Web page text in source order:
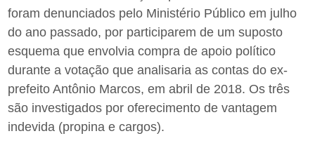
foram denunciados pelo Ministério Público em julho
do ano passado, por participarem de um suposto
esquema que envolvia compra de apoio político
durante a votação que analisaria as contas do ex-
prefeito Antônio Marcos, em abril de 2018. Os três
são investigados por oferecimento de vantagem
indevida (propina e cargos).